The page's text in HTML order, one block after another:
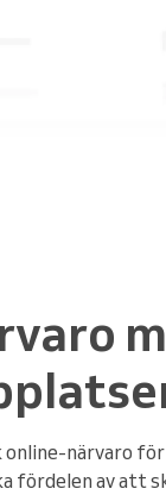
online-närvaro
fördelen av att